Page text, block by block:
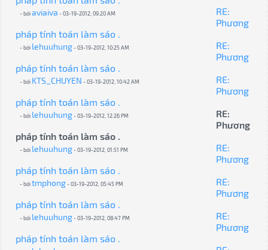
- bởiaviaiva - 03-19-2012, 09:20 AM
RE:
Phương
pháp tính toán làm sáo .
- bởi lehuuhung- 03-19-2012, 10:25 AM
RE:
Phương
pháp tính toán làm sáo .
- bởi KTS_CHUYEN - 03-19-2012, 10:42 AM
RE:
Phương
pháp tính toán làm sáo .
- bởi lehuuhung- 03-19-2012, 12:26 PM
RE:
Phương
pháp tính toán làm sáo .
- bởi lehuuhung- 03-19-2012, 01:51 PM
RE:
Phương
pháp tính toán làm sáo .
- bởitmphong- 03-19-2012, 05:45 PM
RE:
Phương
pháp tính toán làm sáo .
- bởi lehuuhung- 03-19-2012, 08:47 PM
RE:
Phương
pháp tính toán làm sáo .